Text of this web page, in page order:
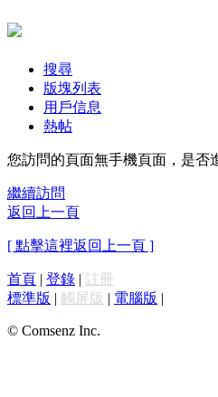
搜尋
版塊列表
用戶信息
熱帖
您訪問的頁面無手機頁面，是否
繼續訪問
返回上一頁
[ 點擊這裡返回上一頁 ]
首頁 | 登錄 | 註冊
標準版 | 觸屏版 | 電腦版 |
© Comsenz Inc.